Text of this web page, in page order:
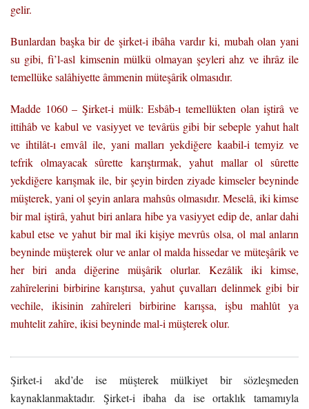
gelir.
Bunlardan başka bir de şirket-i ibâha vardır ki, mubah olan yani
su gibi, fi’l-asl kimsenin mülkü olmayan şeyleri ahz ve ihrâz ile
temellüke salâhiyette âmmenin müteşârik olmasıdır.
Madde 1060 – Şirket-i mülk: Esbâb-ı temellükten olan iştirâ ve
ittihâb ve kabul ve vasiyyet ve tevârüs gibi bir sebeple yahut halt
ve ihtilât-ı emvâl ile, yani malları yekdiğere kaabil-i temyiz ve
tefrik olmayacak sûrette karıştırmak, yahut mallar ol sûrette
yekdiğere karışmak ile, bir şeyin birden ziyade kimseler beyninde
müşterek, yani ol şeyin anlara mahsûs olmasıdır. Meselâ, iki kimse
bir mal iştirâ, yahut biri anlara hibe ya vasiyyet edip de, anlar dahi
kabul etse ve yahut bir mal iki kişiye mevrûs olsa, ol mal anların
beyninde müşterek olur ve anlar ol malda hissedar ve müteşârik ve
her biri anda diğerine müşârik olurlar. Kezâlik iki kimse,
zahîrelerini birbirine karıştırsa, yahut çuvalları delinmek gibi bir
vechile, ikisinin zahîreleri birbirine karışsa, işbu mahlût ya
muhtelit zahîre, ikisi beyninde mal-i müşterek olur.
Şirket-i akd’de ise müşterek mülkiyet bir sözleşmeden
kaynaklanmaktadır. Şirket-i ibaha da ise ortaklık tamamıyla